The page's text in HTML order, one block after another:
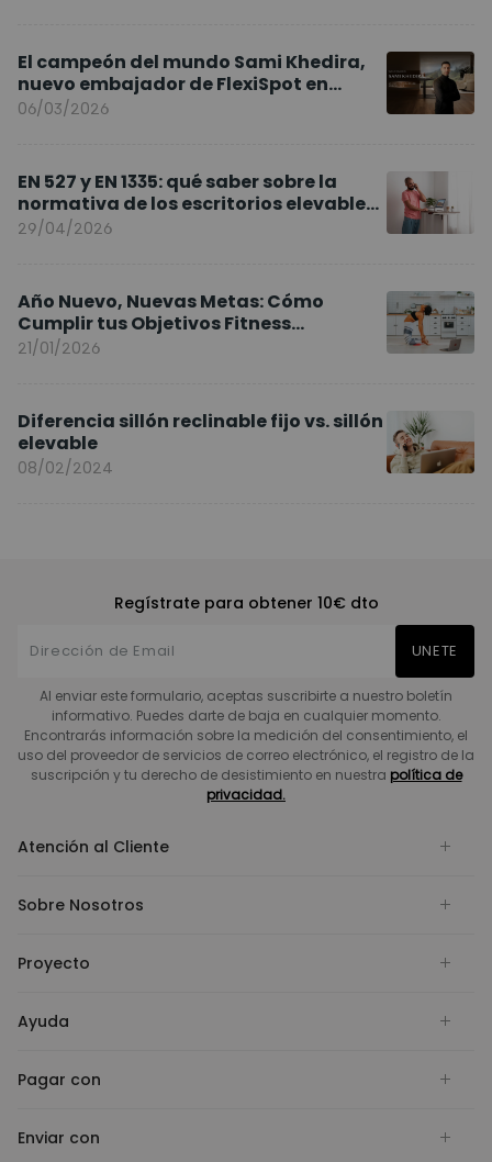
El campeón del mundo Sami Khedira,
nuevo embajador de FlexiSpot en
Europa
06/03/2026
EN 527 y EN 1335: qué saber sobre la
normativa de los escritorios elevables
y sillas ergonómicas
29/04/2026
Año Nuevo, Nuevas Metas: Cómo
Cumplir tus Objetivos Fitness
Entrenando en Casa
21/01/2026
Diferencia sillón reclinable fijo vs. sillón
elevable
08/02/2024
Regístrate para obtener 10€ dto
UNETE
Al enviar este formulario, aceptas suscribirte a nuestro boletín
informativo. Puedes darte de baja en cualquier momento.
Encontrarás información sobre la medición del consentimiento, el
uso del proveedor de servicios de correo electrónico, el registro de la
suscripción y tu derecho de desistimiento en nuestra política de
privacidad.
Atención al Cliente
Sobre Nosotros
Proyecto
Ayuda
Pagar con
Enviar con